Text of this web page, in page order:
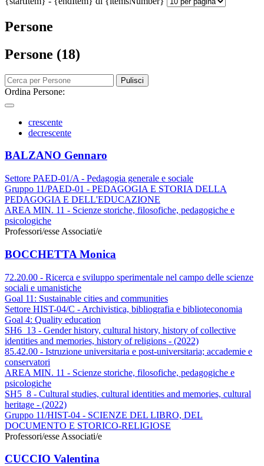
Persone
Persone (18)
Pulisci
Ordina Persone:
crescente
decrescente
BALZANO Gennaro
Settore PAED-01/A - Pedagogia generale e sociale
Gruppo 11/PAED-01 - PEDAGOGIA E STORIA DELLA
PEDAGOGIA E DELL'EDUCAZIONE
AREA MIN. 11 - Scienze storiche, filosofiche, pedagogiche e
psicologiche
Professori/esse Associati/e
BOCCHETTA Monica
72.20.00 - Ricerca e sviluppo sperimentale nel campo delle scienze
sociali e umanistiche
Goal 11: Sustainable cities and communities
Settore HIST-04/C - Archivistica, bibliografia e biblioteconomia
Goal 4: Quality education
SH6_13 - Gender history, cultural history, history of collective
identities and memories, history of religions - (2022)
85.42.00 - Istruzione universitaria e post-universitaria; accademie e
conservatori
AREA MIN. 11 - Scienze storiche, filosofiche, pedagogiche e
psicologiche
SH5_8 - Cultural studies, cultural identities and memories, cultural
heritage - (2022)
Gruppo 11/HIST-04 - SCIENZE DEL LIBRO, DEL
DOCUMENTO E STORICO-RELIGIOSE
Professori/esse Associati/e
CUCCIO Valentina